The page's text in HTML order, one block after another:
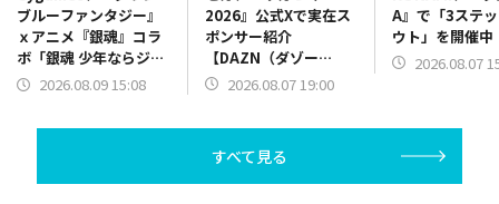
ブルーファンタジー』
ｘアニメ『銀魂』コラ
ボ「銀魂 少年ならジャ
ンプの裏表紙までちゃ
2026.08.09 15:08
2026』公式Xで実在ス
ポンサー紹介
【DAZN（ダゾー
ン）】篇をポスト
2026.08.07 19:00
A』で「3ステ
ウト」を開催中
2026.08.07
すべて見る